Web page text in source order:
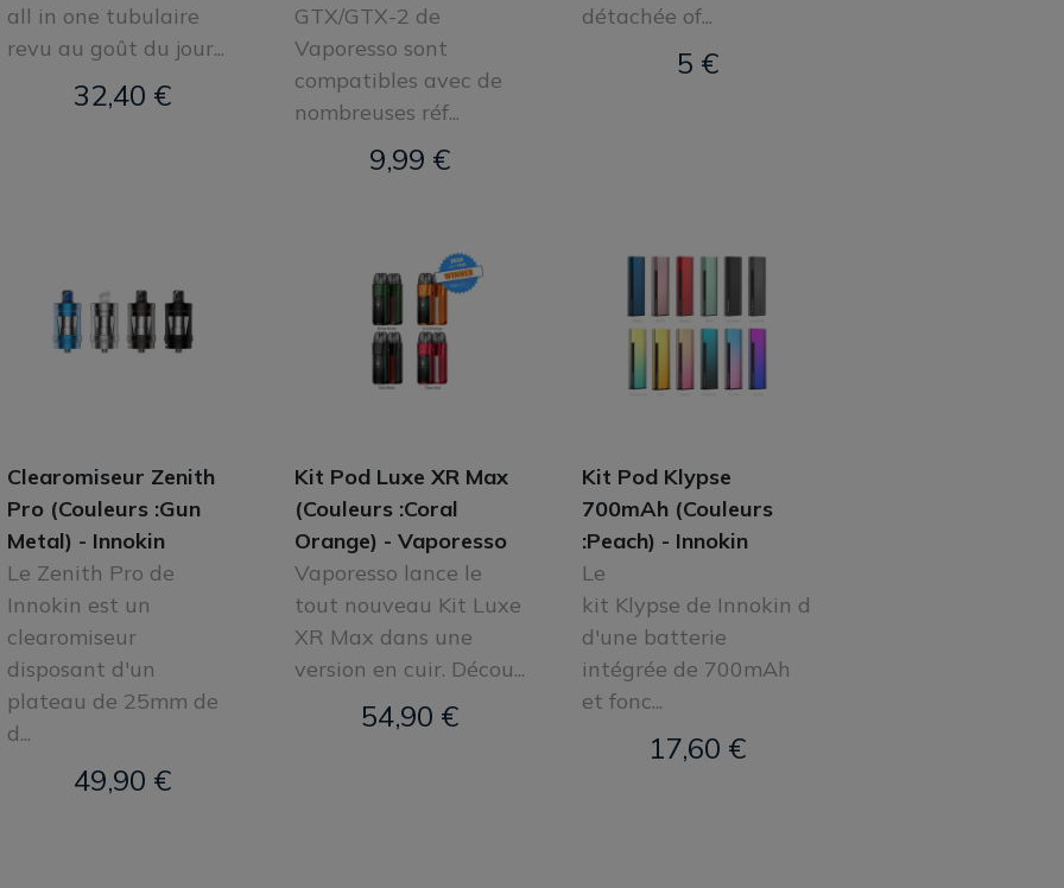
all in one tubulaire
revu au goût du jour...
32,40 €
GTX/GTX-2 de
Vaporesso sont
compatibles avec de
nombreuses réf...
9,99 €
détachée of...
5 €
Clearomiseur Zenith
Pro (Couleurs :Gun
Metal) - Innokin
Le Zenith Pro de
Innokin est un
clearomiseur
disposant d'un
plateau de 25mm de
d...
49,90 €
Kit Pod Luxe XR Max
(Couleurs :Coral
Orange) - Vaporesso
Vaporesso lance le
tout nouveau Kit Luxe
XR Max dans une
version en cuir. Décou...
54,90 €
Kit Pod Klypse
700mAh (Couleurs
:Peach) - Innokin
Le
kit Klypse de Innokin dispose
d'une batterie
intégrée de 700mAh
et fonc...
17,60 €